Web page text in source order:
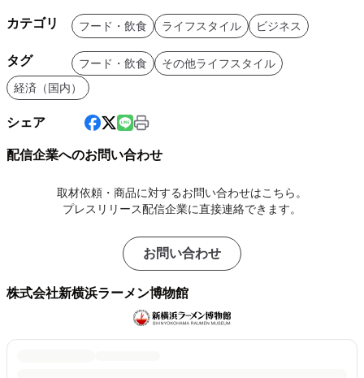
カテゴリ フード・飲食 ライフスタイル ビジネス
タグ フード・飲食
その他ライフスタイル
経済（国内）
シェア
配信企業へのお問い合わせ
取材依頼・商品に対するお問い合わせはこちら。
プレスリリース配信企業に直接連絡できます。
お問い合わせ
株式会社新横浜ラーメン博物館